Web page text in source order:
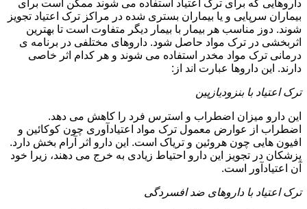
داروهایی که برای ترک اعتیاد استفاده می شوند ممکن است برای
بیماران سرپایی و یا بیماران بستری شده در مراکز ترک اعتیاد تجویز
شوند. دوز مناسب هر بیمار با بیمار دیگر متفاوت است تا بهترین
اثربخشی در ترک مواد حاصل شود. داروهای مختلفی در برنامه ی
درمانی ترک مواد مخدر استفاده می شوند و هر کدام اثر خاصی
دارند. این داروها عبارت اند از:
ترک اعتیاد با بنزودیازپین
این دارو میزان اضطراب و استرس فرد را کاهش می دهد.
اضطراب از عوارض معمول ترک مواد اعتیادآوری چون کوکائین و
افیون هایی چون هروئین و تریاک است. این دارو اثر آرام بخش دارد.
پزشکان در تجویز این دارو احتیاط زیادی به خرج می دهند، زیرا خود
آن اعتیادآور است.
ترک اعتیاد با داروهای ضد افسردگی